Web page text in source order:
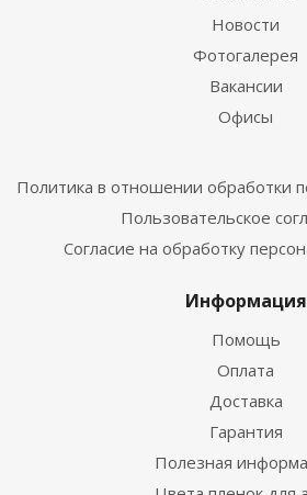
Новости
Фотогалерея
Вакансии
Офисы
Политика в отношении обработки
Пользовательское
Согласие на обработку
Информация
Помощь
Оплата
Доставка
Гарантия
Полезная